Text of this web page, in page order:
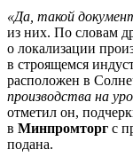
«Да, такой
из них. По словам
о локализации
в строящемся
расположен в
производства на
отметил он,
в Минпромторг с
подана.